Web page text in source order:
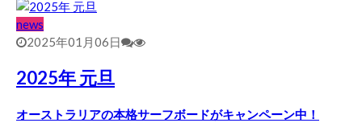
news
2025年01月06日
2025年 元旦
オーストラリアの本格サーフボードがキャンペーン中！